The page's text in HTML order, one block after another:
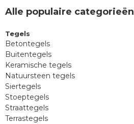
Alle populaire categorieën
Tegels
Betontegels
Buitentegels
Keramische tegels
Natuursteen tegels
Siertegels
Stoeptegels
Straattegels
Terrastegels